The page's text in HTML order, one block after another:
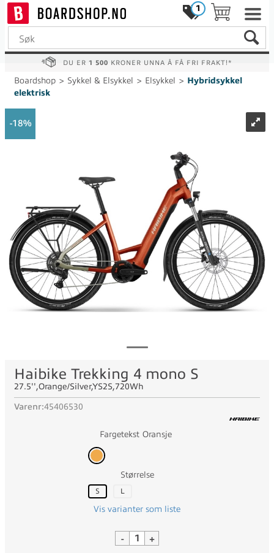
1
DU ER 1 500 KRONER UNNA Å FÅ FRI FRAKT!*
Boardshop>Sykkel & Elsykkel >Elsykkel >Hybridsykkel
elektrisk
18%
Haibike Trekking 4 mono S
27.5'',Orange/Silver,YS2S,720Wh
Varenr:45406530
Fargetekst Oransje
Størrelse
S L
Vis varianter som liste
- +